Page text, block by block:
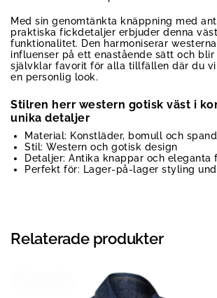
Med sin genomtänkta knäppning med
praktiska fickdetaljer erbjuder denna
funktionalitet. Den harmoniserar
influenser på ett enastående sätt och blir
självklar favorit för alla tillfällen där du
en personlig look.
Stilren herr western gotisk väst i
unika detaljer
Material: Konstläder, bomull och
Stil: Western och gotisk design
Detaljer: Antika knappar och eleganta
Perfekt för: Lager-på-lager styling
Relaterade produkter